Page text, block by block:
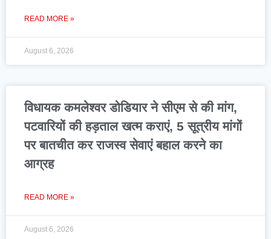
READ MORE »
August 6, 2026
विधायक कमलेश्वर डोडियार ने सीएम से की मांग,
पटवारियों की हड़ताल खत्म कराएं, 5 सूत्रीय मांगों
पर बातचीत कर राजस्व सेवाएं बहाल करने का
आग्रह
READ MORE »
August 6, 2026